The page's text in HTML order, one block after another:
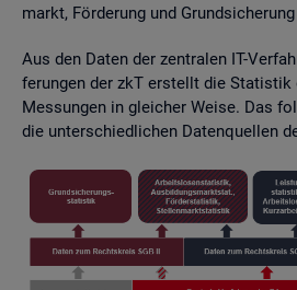
markt, För­de­rung und
Aus den Daten der zen­tra­len IT-
fe­run­gen der zkT er­stellt die
Mes­sun­gen in glei­cher Weise. Das
die un­ter­schied­li­chen Da­ten­quel­len